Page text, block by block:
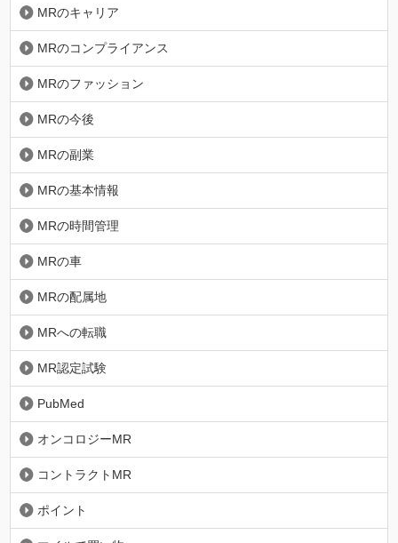
MRのキャリア
MRのコンプライアンス
MRのファッション
MRの今後
MRの副業
MRの基本情報
MRの時間管理
MRの車
MRの配属地
MRへの転職
MR認定試験
PubMed
オンコロジーMR
コントラクトMR
ポイント